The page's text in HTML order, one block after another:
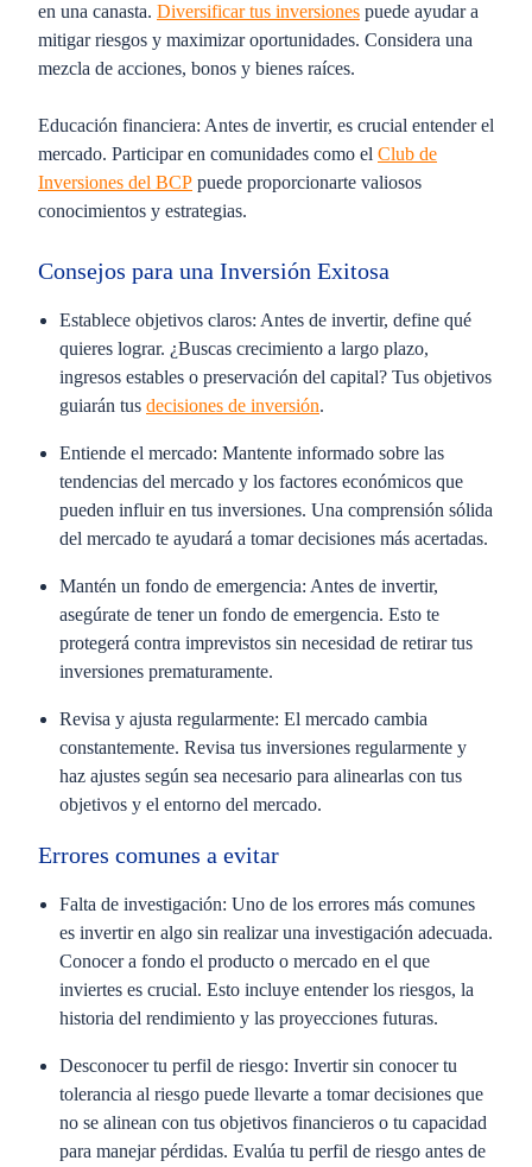
en una canasta. Diversificar tus inversiones puede ayudar a
mitigar riesgos y maximizar oportunidades. Considera una
mezcla de acciones, bonos y bienes raíces.
Educación financiera: Antes de invertir, es crucial entender el
mercado. Participar en comunidades como el Club de
Inversiones del BCP puede proporcionarte valiosos
conocimientos y estrategias.
Consejos para una Inversión Exitosa
Establece objetivos claros: Antes de invertir, define qué
quieres lograr. ¿Buscas crecimiento a largo plazo,
ingresos estables o preservación del capital? Tus objetivos
guiarán tus decisiones de inversión.
Entiende el mercado: Mantente informado sobre las
tendencias del mercado y los factores económicos que
pueden influir en tus inversiones. Una comprensión sólida
del mercado te ayudará a tomar decisiones más acertadas.
Mantén un fondo de emergencia: Antes de invertir,
asegúrate de tener un fondo de emergencia. Esto te
protegerá contra imprevistos sin necesidad de retirar tus
inversiones prematuramente.
Revisa y ajusta regularmente: El mercado cambia
constantemente. Revisa tus inversiones regularmente y
haz ajustes según sea necesario para alinearlas con tus
objetivos y el entorno del mercado.
Errores comunes a evitar
Falta de investigación: Uno de los errores más comunes
es invertir en algo sin realizar una investigación adecuada.
Conocer a fondo el producto o mercado en el que
inviertes es crucial. Esto incluye entender los riesgos, la
historia del rendimiento y las proyecciones futuras.
Desconocer tu perfil de riesgo: Invertir sin conocer tu
tolerancia al riesgo puede llevarte a tomar decisiones que
no se alinean con tus objetivos financieros o tu capacidad
para manejar pérdidas. Evalúa tu perfil de riesgo antes de